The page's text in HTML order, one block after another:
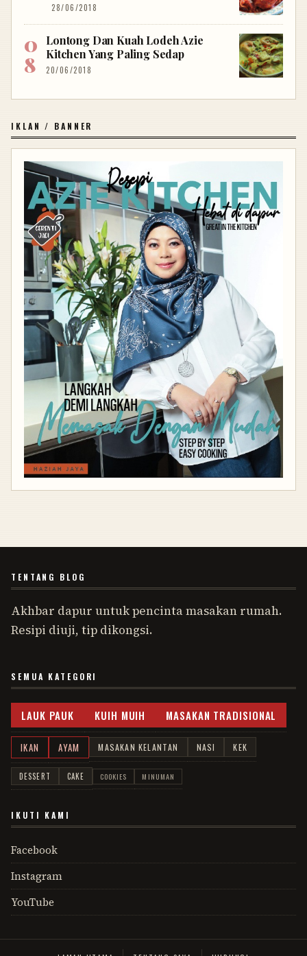
28/06/2018
Lontong Dan Kuah Lodeh Azie
Kitchen Yang Paling Sedap
20/06/2018
IKLAN / BANNER
TENTANG BLOG
Akhbar dapur untuk pencinta masakan rumah.
Resipi diuji, tip dikongsi.
SEMUA KATEGORI
LAUK PAUK KUIH MUIH MASAKAN TRADISIONAL
IKAN AYAM MASAKAN KELANTAN NASI KEK
DESSERT CAKE COOKIES MINUMAN
IKUTI KAMI
Facebook
Instagram
YouTube